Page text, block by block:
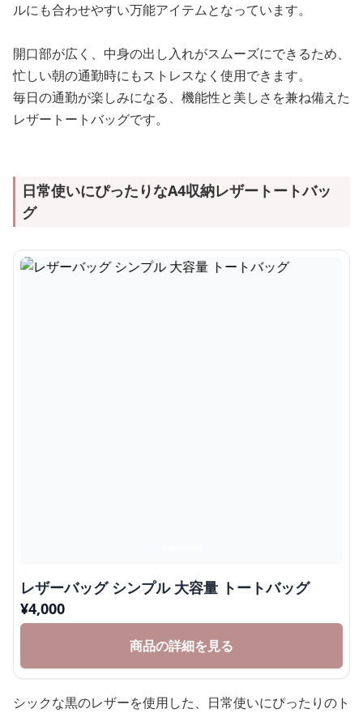
ルにも合わせやすい万能アイテムとなっています。
開口部が広く、中身の出し入れがスムーズにできるため、
忙しい朝の通勤時にもストレスなく使用できます。
毎日の通勤が楽しみになる、機能性と美しさを兼ね備えた
レザートートバッグです。
日常使いにぴったりなA4収納レザートートバッ
グ
レザーバッグ シンプル 大容量 トートバッグ
¥4,000
商品の詳細を見る
シックな黒のレザーを使用した、日常使いにぴったりのト